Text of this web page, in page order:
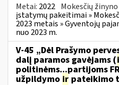
Metai: 2022 Mokesčių
įstatymų pakeitimai »
2023 metais » Gyventojų
nuo 2023 m.
V-45 „Dėl Prašymo
dalį paramos gavėjams (
politinėms...partijoms
užpildymo ir pateikimo